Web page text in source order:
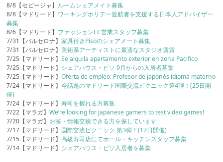
8/8【セビージャ】 ルームシェアメイト募集
8/8【マドリード】 ワーキングホリデー渡航者を支援する日本人アドバイザー
募集
8/6【マドリード】 ファッションEC営業スタッフ募集
7/31【バルセロナ】家具付きPisoのシェアメート募集
7/31【バルセロナ】美術系アーティストに最適なスタジオ賃貸
7/25【マドリード】Se alquila apartamento exterior en zona Pacifico
7/25【マドリード】 シェアハウス・ピソ 9月からの入居者募集
7/25【マドリード】Oferta de empleo: Profesor de japonés idioma materno
7/24【マドリード】今話題のマドリード国際交流ピクニック第4弾！(25日開
催)
7/24【マドリード】寿司を握れる方募集
7/22【マラガ】We’re looking for Japanese gamers to test video games!
7/20【マラガ】 お茶・情報交換できる方を探しています
7/17【マドリード】 国際交流ピクニック 第3弾！(17日開催)
7/15【マドリード】高級寿司店にてホール・キッチンスタッフ募集
7/14【マドリード】 シェアハウス・ピソ入居者を募集